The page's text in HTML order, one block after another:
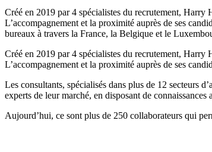
Créé en 2019 par 4 spécialistes du recrutement,
L’accompagnement et la proximité auprès de ses
bureaux à travers la France, la Belgique et le
Créé en 2019 par 4 spécialistes du recrutement,
L’accompagnement et la proximité auprès de ses
Les consultants, spécialisés dans plus de 12 secteurs
experts de leur marché, en disposant de
Aujourd’hui, ce sont plus de 250 collaborateurs qui